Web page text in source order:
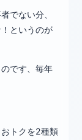
でない分、
というのが
です、毎年
トクを2種類